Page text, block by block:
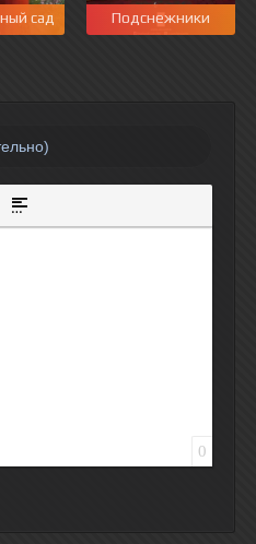
сад Подснежники
текста
цитаты
Вставка спойлера
0